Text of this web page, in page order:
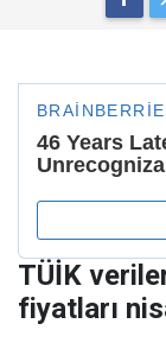
TÜİK
fiyatları